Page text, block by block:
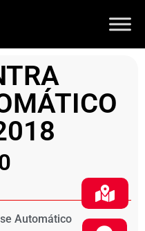
Automático